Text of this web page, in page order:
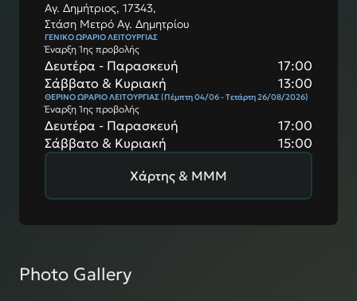
Αγ. Δημήτριος, 17343,
Στάση Μετρό Αγ. Δημητρίου
ΓΕΝΙΚΟ ΩΡΑΡΙΟ ΛΕΙΤΟΥΡΓΙΑΣ
Έναρξη 1ης προβολής
Δευτέρα - Παρασκευή
17:00
Σάββατο & Κυριακή
13:00
ΘΕΡΙΝΟ ΩΡΑΡΙΟ ΛΕΙΤΟΥΡΓΙΑΣ (Πέμπτη 04/06 - Τετάρτη 26/08/2026)
Έναρξη 1ης προβολής
Δευτέρα - Παρασκευή
17:00
Σάββατο & Κυριακή
15:00
Χάρτης & ΜΜΜ
Photo Gallery